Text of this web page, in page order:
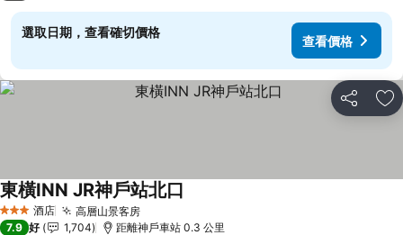
選取日期，查看確切價格
查看價格
分享 放
3 星級 酒店 高層山景客房查看價格
東橫INN JR神戶站北口
7.9 好 1,704 距離神戶車站 0.3 公里